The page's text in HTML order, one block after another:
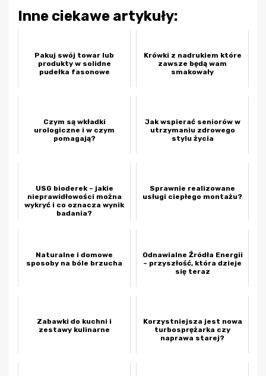
Inne ciekawe artykuły:
Pakuj swój towar lub
produkty w solidne
pudełka fasonowe
Krówki z nadrukiem które
zawsze będą wam
smakowały
Czym są wkładki
urologiczne i w czym
pomagają?
Jak wspierać seniorów w
utrzymaniu zdrowego
stylu życia
USG bioderek – jakie
nieprawidłowości można
wykryć i co oznacza wynik
badania?
Sprawnie realizowane
usługi ciepłego montażu?
Naturalne i domowe
sposoby na bóle brzucha
Odnawialne Źródła Energii
– przyszłość, która dzieje
się teraz
Zabawki do kuchni i
zestawy kulinarne
Korzystniejsza jest nowa
turbosprężarka czy
naprawa starej?